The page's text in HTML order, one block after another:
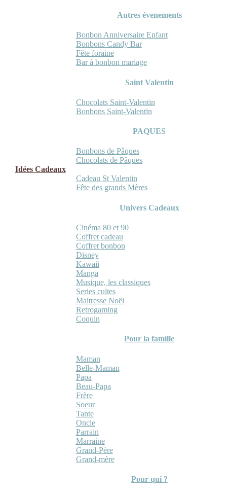
Autres évenements
Bonbon Anniversaire Enfant
Bonbons Candy Bar
Fête foraine
Bar à bonbon mariage
Saint Valentin
Chocolats Saint-Valentin
Bonbons Saint-Valentin
PAQUES
Bonbons de Pâques
Chocolats de Pâques
Idées Cadeaux
Cadeau St Valentin
Fête des grands Mères
Univers Cadeaux
Cinéma 80 et 90
Coffret cadeau
Coffret bonbon
Disney
Kawaii
Manga
Musique, les classiques
Series cultes
Maitresse Noël
Retrogaming
Coquin
Pour la famille
Maman
Belle-Maman
Papa
Beau-Papa
Frère
Soeur
Tante
Oncle
Parrain
Marraine
Grand-Père
Grand-mère
Pour qui ?